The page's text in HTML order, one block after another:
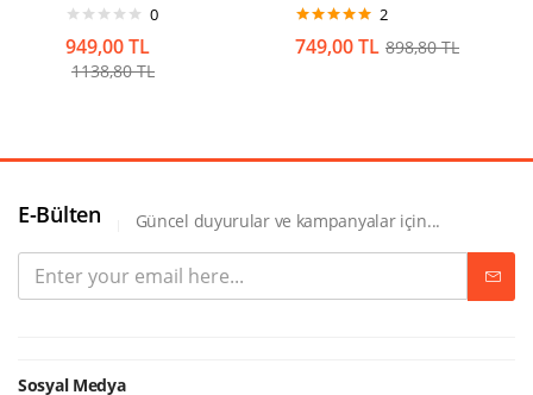
0
949,00TL
1138,80TL
5.00oy aldı
2
749,00TL 898,80TL
E-Bülten Güncel duyurular ve kampanyalar için...
Sosyal Medya